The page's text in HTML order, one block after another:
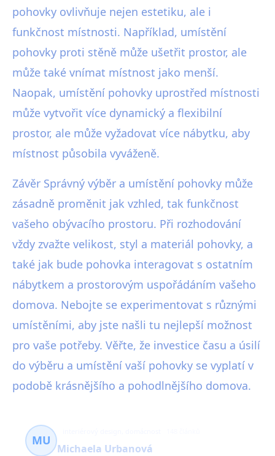
pohovky ovlivňuje nejen estetiku, ale i
funkčnost místnosti. Například, umístění
pohovky proti stěně může ušetřit prostor, ale
může také vnímat místnost jako menší.
Naopak, umístění pohovky uprostřed místnosti
může vytvořit více dynamický a flexibilní
prostor, ale může vyžadovat více nábytku, aby
místnost působila vyváženě.
Závěr Správný výběr a umístění pohovky může
zásadně proměnit jak vzhled, tak funkčnost
vašeho obývacího prostoru. Při rozhodování
vždy zvažte velikost, styl a materiál pohovky, a
také jak bude pohovka interagovat s ostatním
nábytkem a prostorovým uspořádáním vašeho
domova. Nebojte se experimentovat s různými
umístěními, aby jste našli tu nejlepší možnost
pro vaše potřeby. Věřte, že investice času a úsilí
do výběru a umístění vaší pohovky se vyplatí v
podobě krásnějšího a pohodlnějšího domova.
MU
Michaela Urbanová